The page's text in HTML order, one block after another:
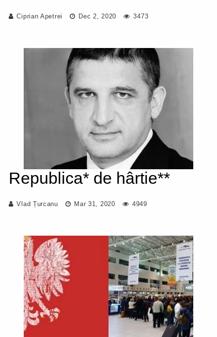
Ciprian Apetrei Dec 2, 2020 3473
Republica* de hârtie**
Vlad Țurcanu Mar 31, 2020 4949